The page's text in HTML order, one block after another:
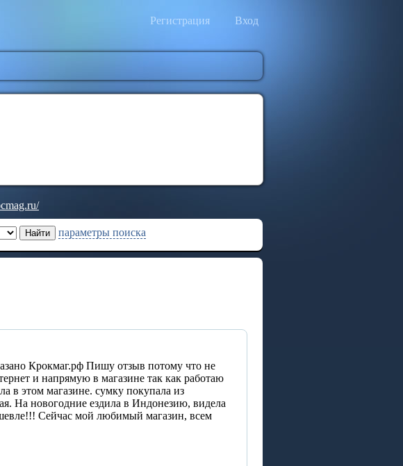
Регистрация Вход
параметры поиска
Крокмаг.рф Пишу отзыв потому что не
и напрямую в магазине так как работаю
в этом магазине. сумку покупала из
На новогодние ездила в Индонезию, видела
Сейчас мой любимый магазин, всем